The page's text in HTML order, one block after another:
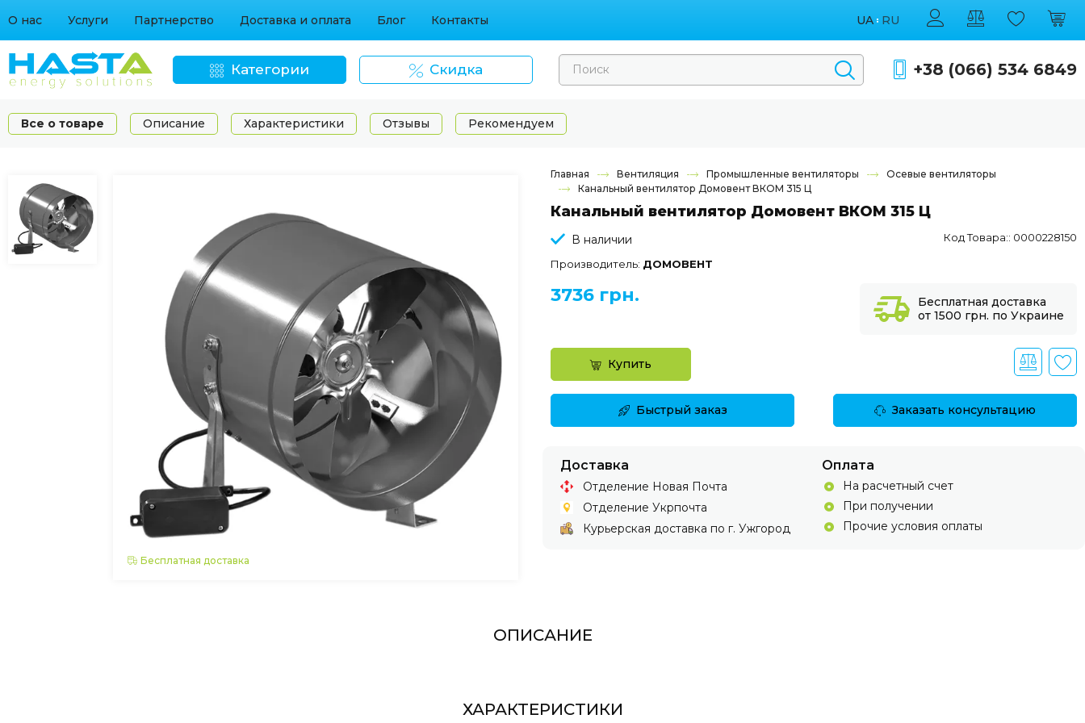
О нас Услуги Партнерство Доставка и оплата Блог Контакты UA RU
Категории Скидка +38 (066) 534 6849
Все о товаре Описание Характеристики Отзывы Рекомендуем
Бесплатная доставка
Главная Вентиляция Промышленные вентиляторы
Осевые вентиляторы
Канальный вентилятор Домовент ВКОМ 315 Ц
Канальный вентилятор Домовент ВКОМ 315 Ц
В наличии Код Товара:: 0000228150
Производитель: ДОМОВЕНТ
3736 грн.
Бесплатная доставка
от 1500 грн. по Украине
Купить
Быстрый заказ Заказать консультацию
Доставка
Отделение Новая Почта
Отделение Укрпочта
Курьерская доставка по г. Ужгород
Оплата
На расчетный счет
При получении
Прочие условия оплаты
ОПИСАНИЕ
ХАРАКТЕРИСТИКИ